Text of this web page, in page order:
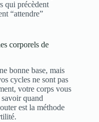
qui précèdent
“attendre”
corporels de
bonne base, mais
cycles ne sont pas
votre corps vous
quand
est la méthode